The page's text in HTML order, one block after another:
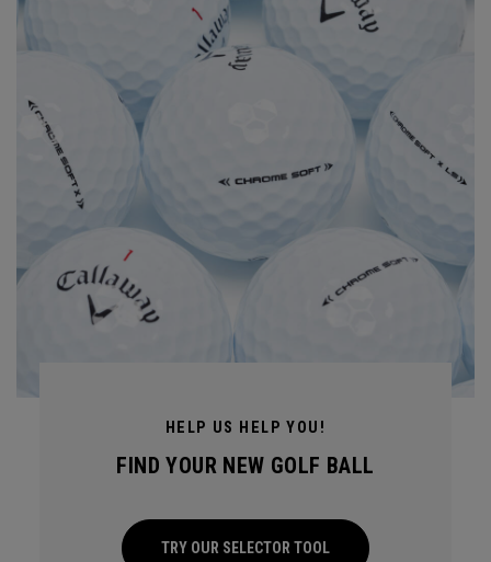
HELP US HELP YOU!
FIND YOUR NEW GOLF BALL
TRY OUR SELECTOR TOOL